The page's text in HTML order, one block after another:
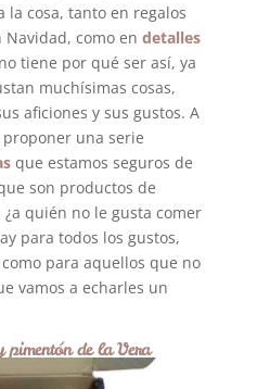
la cosa, tanto en regalos
como en detalles
tiene por qué ser así, ya
muchísimas cosas,
aficiones y sus gustos. A
una serie
que estamos seguros de
son productos de
quién no le gusta comer
para todos los gustos,
para aquellos que no
vamos a echarles un
pimentón de la Vera